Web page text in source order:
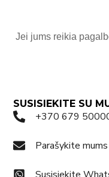
Jei jums reikia
SUSISIEKITE SU
+370 679
Parašykite mums